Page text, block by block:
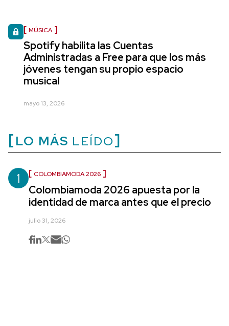
MÚSICA
Spotify habilita las Cuentas
Administradas a Free para que los más
jóvenes tengan su propio espacio
musical
mayo 13, 2026
LO MÁS LEÍDO
1 COLOMBIAMODA 2026
Colombiamoda 2026 apuesta por la
identidad de marca antes que el precio
julio 31, 2026